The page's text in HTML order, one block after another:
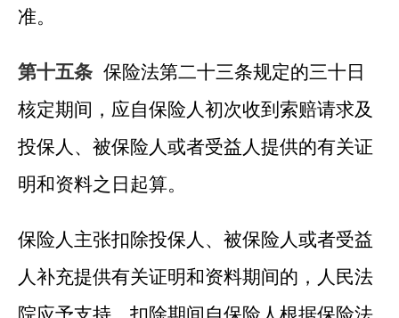
准。
第十五条 保险法第二十三条规定的三十日
核定期间，应自保险人初次收到索赔请求及
投保人、被保险人或者受益人提供的有关证
明和资料之日起算。
保险人主张扣除投保人、被保险人或者受益
人补充提供有关证明和资料期间的，人民法